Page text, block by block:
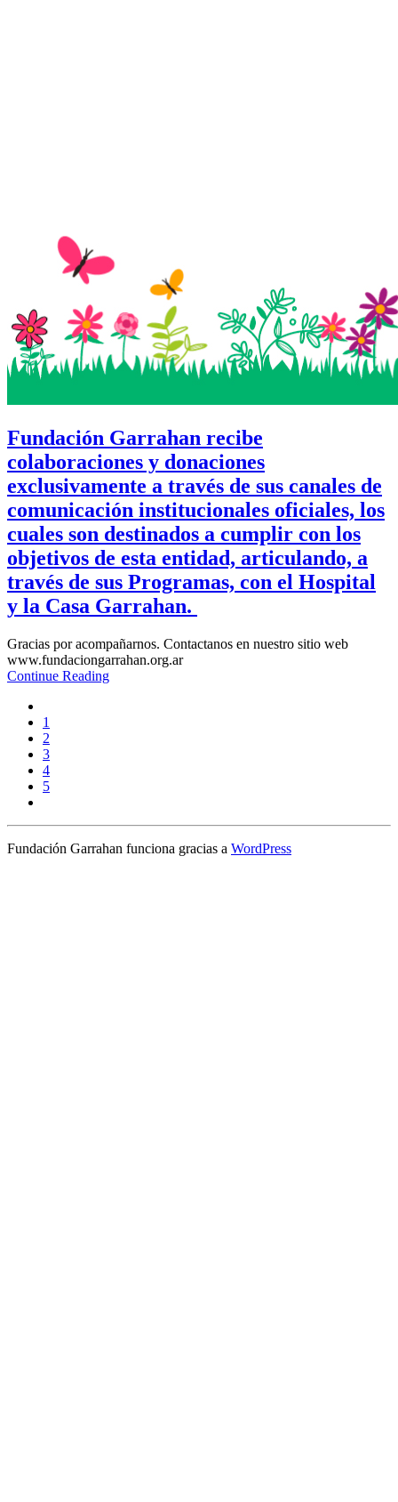
Fundación Garrahan recibe
colaboraciones y donaciones
exclusivamente a través de sus canales de
comunicación institucionales oficiales, los
cuales son destinados a cumplir con los
objetivos de esta entidad, articulando, a
través de sus Programas, con el Hospital
y la Casa Garrahan.
Gracias por acompañarnos. Contactanos en nuestro sitio web
www.fundaciongarrahan.org.ar
Continue Reading
1
2
3
4
5
Fundación Garrahan funciona gracias a WordPress